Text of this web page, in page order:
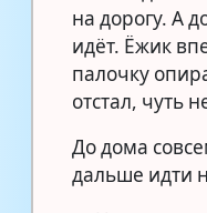
на дорогу. А
идёт. Ёжик
палочку
отстал, чуть
До дома
дальше идти